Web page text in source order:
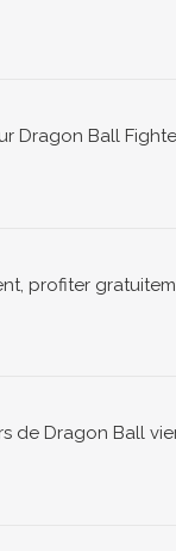
Dragon Ball
profiter
de Dragon Ball